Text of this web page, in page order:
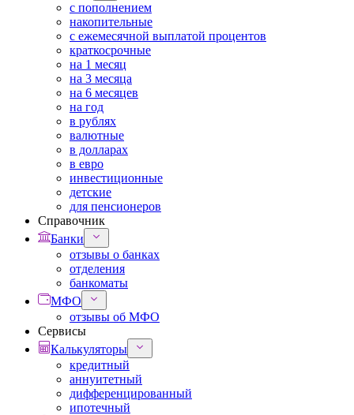
с пополнением
накопительные
с ежемесячной выплатой процентов
краткосрочные
на 1 месяц
на 3 месяца
на 6 месяцев
на год
в рублях
валютные
в долларах
в евро
инвестиционные
детские
для пенсионеров
Справочник
Банки
отзывы о банках
отделения
банкоматы
МФО
отзывы об МФО
Сервисы
Калькуляторы
кредитный
аннуитетный
дифференцированный
ипотечный